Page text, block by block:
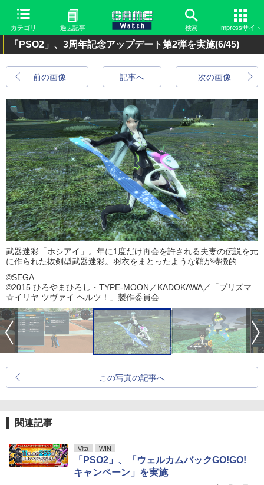
カテゴリ 過去記事 検索 Impressサイト
「PSO2」、3周年記念アップデート第2弾を実施(6/45)
前の画像 次の画像
記事へ
武器迷彩「ホシアイ」。年に1度だけ再会を許される夫妻の伝説を元
に作られた抜剣型武器迷彩。羽衣をまとったような鞘が特徴的
©SEGA
©2015 ひろやまひろし・TYPE-MOON／KADOKAWA／「プリズマ
☆イリヤ ツヴァイ ヘルツ！」製作委員会
この写真の記事へ
関連記事
Vita WIN
「PSO2」、「ウェルカムバックGO!GO!
キャンペーン」を実施